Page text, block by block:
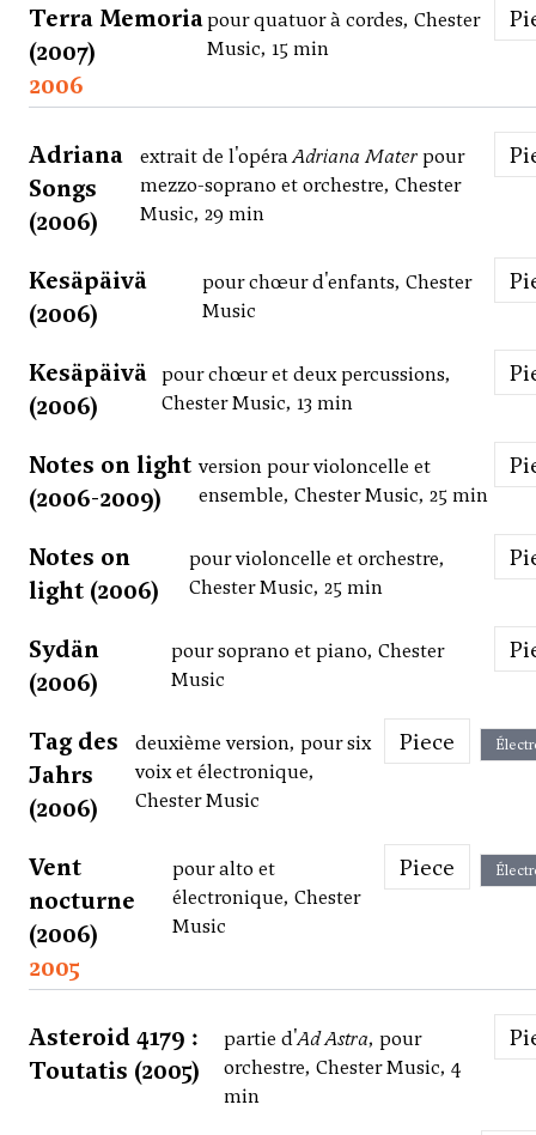
Terra Memoria
(2007)
pour quatuor à cordes, Chester
Music, 15 min
2006
Adriana
Songs
(2006)
extrait de l'opéraAdriana Materpour
mezzo-soprano et orchestre, Chester
Music, 29 min
Kesäpäivä
(2006)
pour chœur d'enfants, Chester
Music
Kesäpäivä
(2006)
pour chœur et deux percussions,
Chester Music, 13 min
Notes on light
(2006-2009)
version pour violoncelle et
ensemble, Chester Music, 25 min
Notes on
light (2006)
pour violoncelle et orchestre,
Chester Music, 25 min
Sydän
(2006)
pour soprano et piano, Chester
Music
Tag des
Jahrs
(2006)
deuxième version, pour six
voix et électronique,
Chester Music
Piece
Vent
nocturne
(2006)
pour alto et
électronique, Chester
Music
Piece
2005
Asteroid 4179 :
Toutatis (2005)
partie d'Ad Astra, pour
orchestre, Chester Music, 4
min